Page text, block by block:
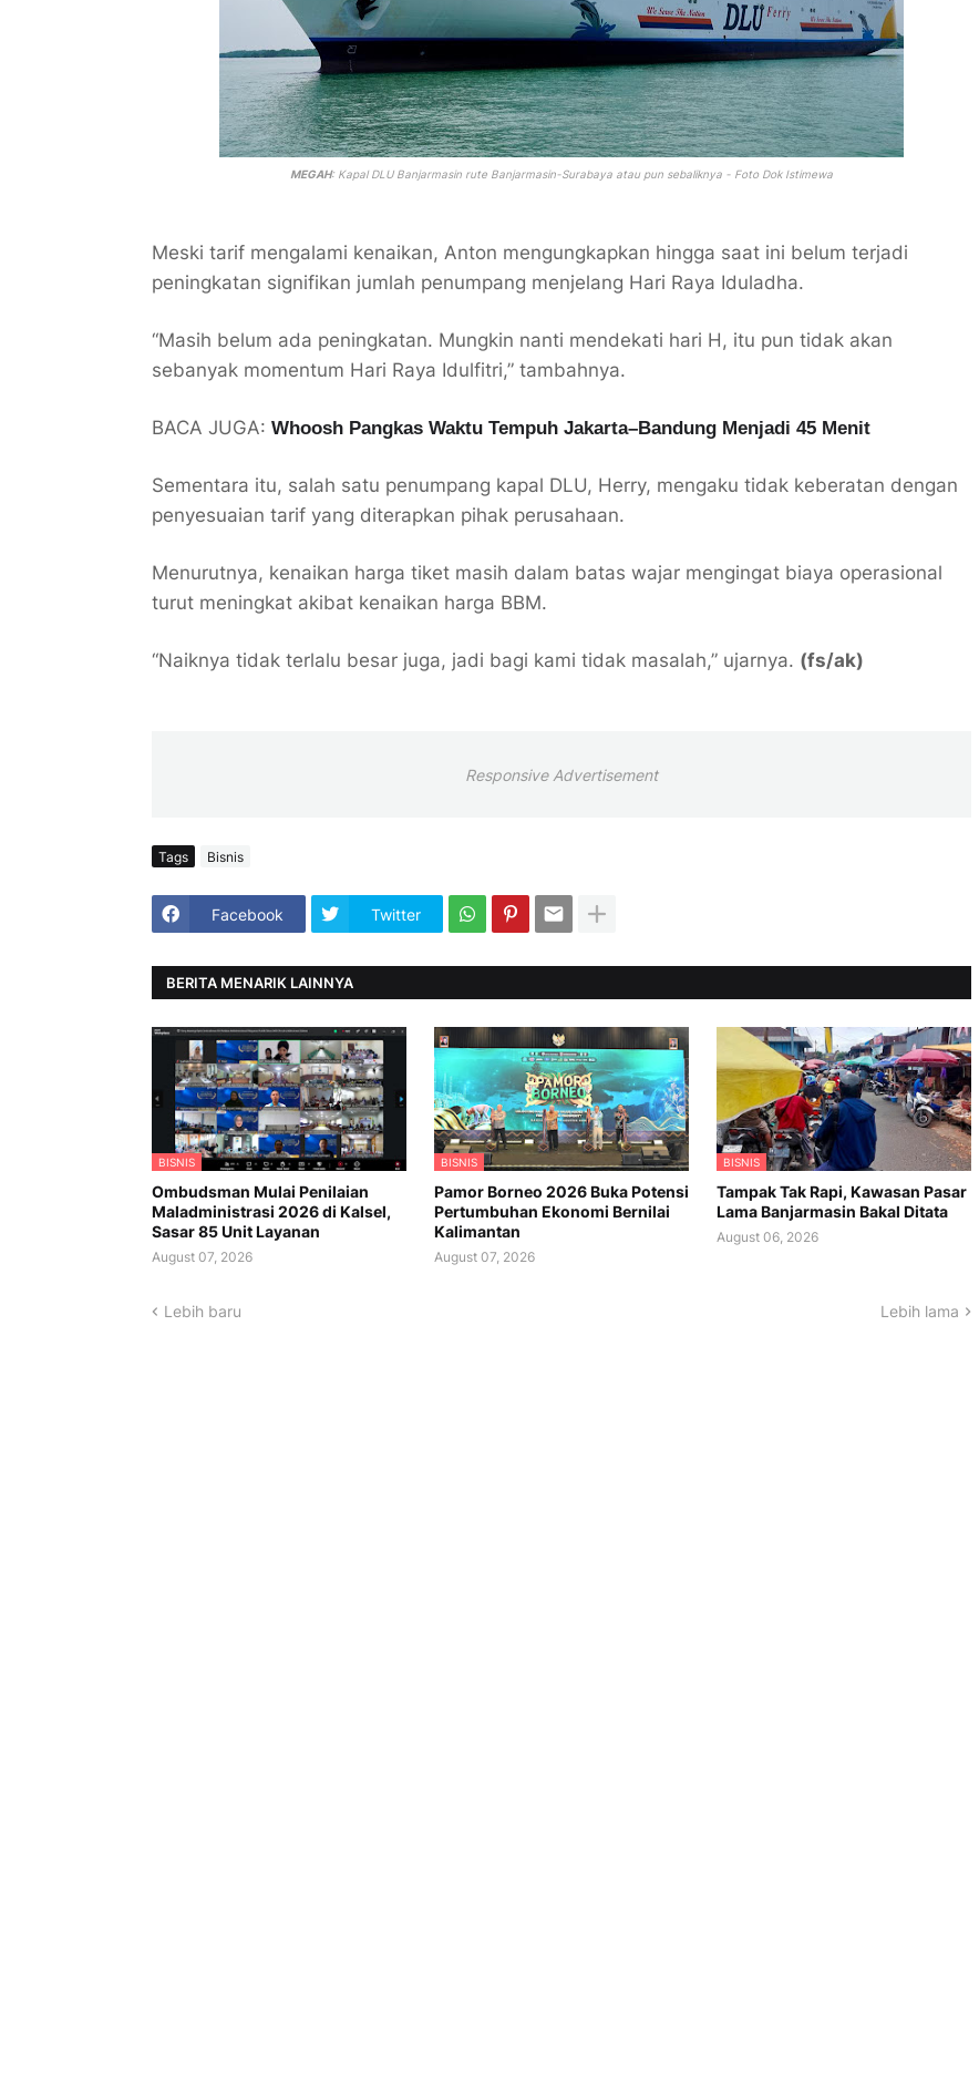
MEGAH: Kapal DLU Banjarmasin rute Banjarmasin-Surabaya atau pun sebaliknya - Foto Dok Istimewa
Meski tarif mengalami kenaikan, Anton mengungkapkan hingga saat ini belum terjadi
peningkatan signifikan jumlah penumpang menjelang Hari Raya Iduladha.
“Masih belum ada peningkatan. Mungkin nanti mendekati hari H, itu pun tidak akan
sebanyak momentum Hari Raya Idulfitri,” tambahnya.
BACA JUGA: Whoosh Pangkas Waktu Tempuh Jakarta–Bandung Menjadi 45 Menit
Sementara itu, salah satu penumpang kapal DLU, Herry, mengaku tidak keberatan dengan
penyesuaian tarif yang diterapkan pihak perusahaan.
Menurutnya, kenaikan harga tiket masih dalam batas wajar mengingat biaya operasional
turut meningkat akibat kenaikan harga BBM.
“Naiknya tidak terlalu besar juga, jadi bagi kami tidak masalah,” ujarnya. (fs/ak)
Responsive Advertisement
Tags Bisnis
Facebook Twitter
BERITA MENARIK LAINNYA
BISNIS
Ombudsman Mulai Penilaian
Maladministrasi 2026 di Kalsel,
Sasar 85 Unit Layanan
August 07, 2026
BISNIS
Pamor Borneo 2026 Buka Potensi
Pertumbuhan Ekonomi Bernilai
Kalimantan
August 07, 2026
BISNIS
Tampak Tak Rapi, Kawasan Pasar
Lama Banjarmasin Bakal Ditata
August 06, 2026
Lebih baru Lebih lama